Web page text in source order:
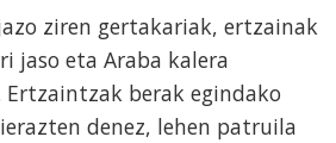
ziren gertakariak, ertzainak
jaso eta Araba kalera
berak egindako
denez, lehen patruila